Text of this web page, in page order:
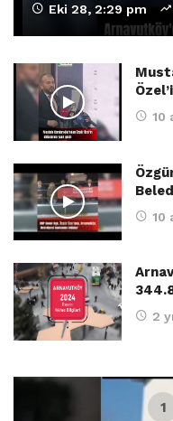
Eki 28, 2:29 pm
10
10
2